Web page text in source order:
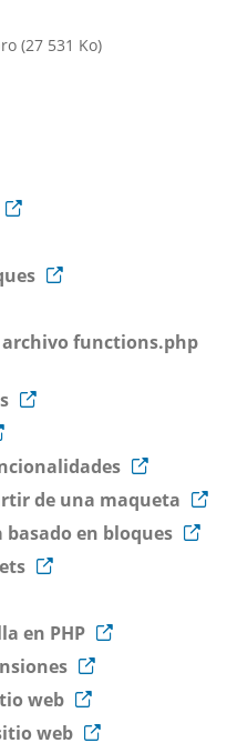
(27 531 Ko)
functions.php
de una maqueta
en bloques
en PHP
web
web